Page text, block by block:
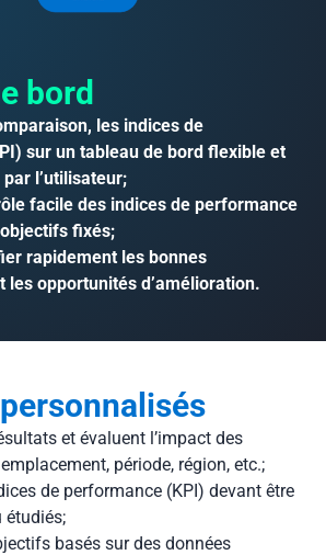
bord
les indices de
sur un tableau de bord flexible et
l’utilisateur;
facile des indices de performance
fixés;
rapidement les bonnes
les opportunités d’amélioration.
et évaluent l’impact des
période, région, etc.;
de performance (KPI) devant être
basés sur des données